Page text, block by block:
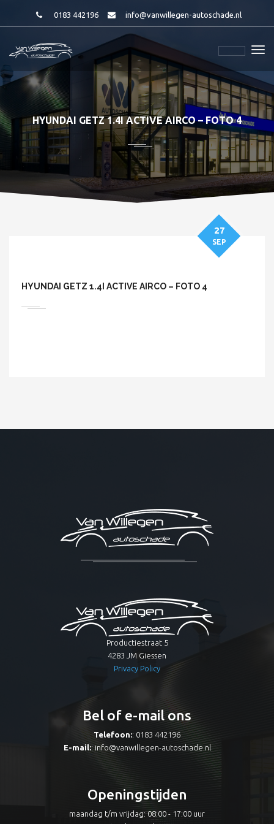
0183 442196 info@vanwillegen-autoschade.nl
HYUNDAI GETZ 1.4I ACTIVE AIRCO – FOTO 4
HYUNDAI GETZ 1.4I ACTIVE AIRCO – FOTO 4
27
SEP
Productiestraat 5
4283 JM Giessen
Privacy Policy
Bel of e-mail ons
Telefoon:: 0183 442196
E-mail:: info@vanwillegen-autoschade.nl
Openingstijden
maandag t/m vrijdag: 08:00 - 17:00 uur